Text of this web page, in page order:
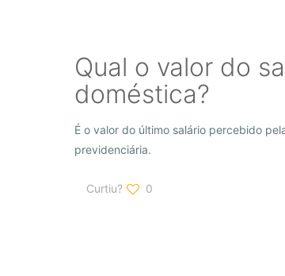
Qual o valor do
doméstica?
É o valor do último salário percebido
previdenciária.
Curtiu? 0